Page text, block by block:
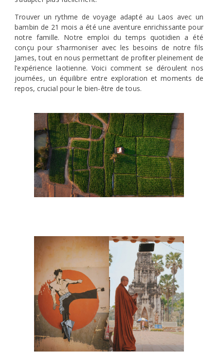
Trouver un rythme de voyage adapté au Laos avec un
bambin de 21 mois a été une aventure enrichissante pour
notre famille. Notre emploi du temps quotidien a été
conçu pour s’harmoniser avec les besoins de notre fils
James, tout en nous permettant de profiter pleinement de
l’expérience laotienne. Voici comment se déroulent nos
journées, un équilibre entre exploration et moments de
repos, crucial pour le bien-être de tous.